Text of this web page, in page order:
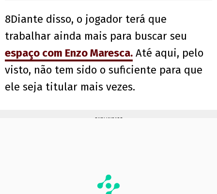
8Diante disso, o jogador terá que
trabalhar ainda mais para buscar seu
espaço com Enzo Maresca. Até aqui, pelo
visto, não tem sido o suficiente para que
ele seja titular mais vezes.
PUBLICIDADE